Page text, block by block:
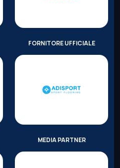
FORNITORE UFFICIALE
MEDIA PARTNER